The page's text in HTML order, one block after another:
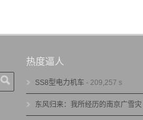
热度逼人
SS8型电力机车 - 209,257 s
东风归来：我所经历的南京广雪灾